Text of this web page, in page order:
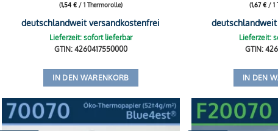
(1,54 €/ 1 Thermorolle)
deutschlandweit versandkostenfrei
Lieferzeit: sofort lieferbar
GTIN: 4260417550000
IN DEN WARENKORB
(1,67€/ 1
Lieferzeit:
GTIN:
IN DEN